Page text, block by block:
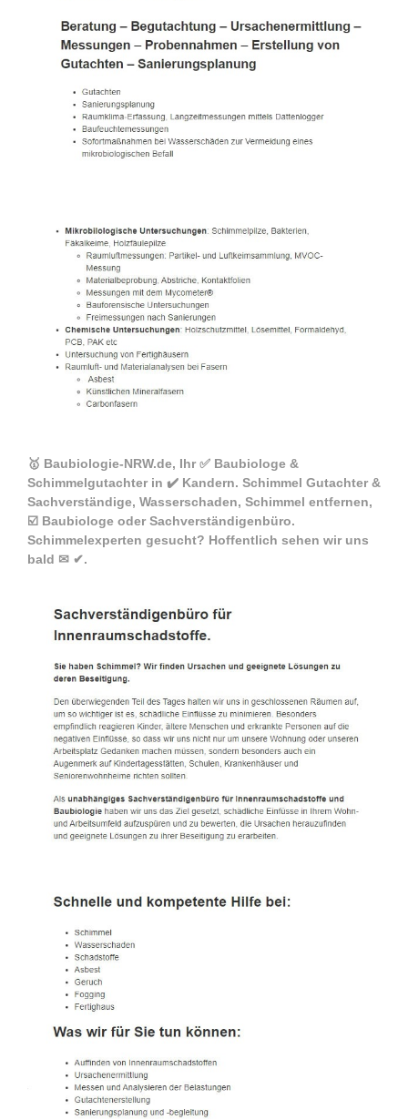
🥇 Baubiologie-NRW.de, Ihr ✅ Baubiologe &
Schimmelgutachter in ✔️ Kandern. Schimmel Gutachter &
Sachverständige, Wasserschaden, Schimmel entfernen,
☑️ Baubiologe oder Sachverständigenbüro.
Schimmelexperten gesucht? Hoffentlich sehen wir uns
bald ✉ ✔.